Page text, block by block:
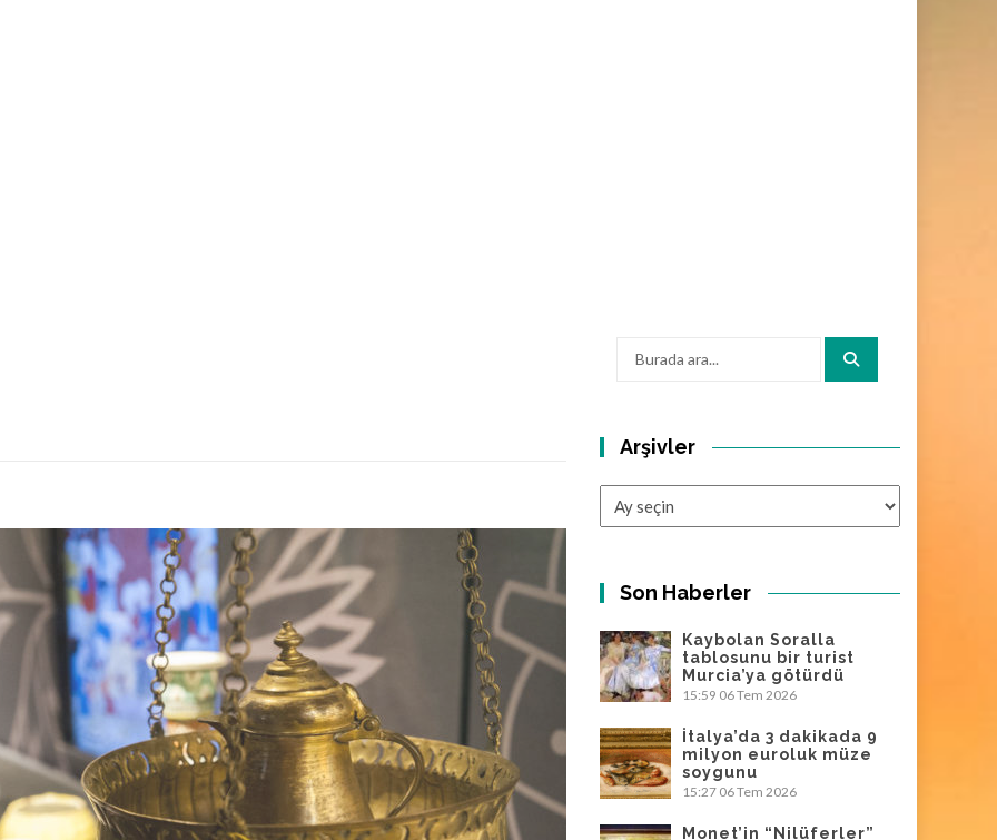
Arşivler
Son Haberler
Kaybolan Soralla
tablosunu bir turist
Murcia’ya götürdü
15:59 06 Tem 2026
İtalya’da 3 dakikada 9
milyon euroluk müze
soygunu
15:27 06 Tem 2026
Monet’in “Nilüferler”